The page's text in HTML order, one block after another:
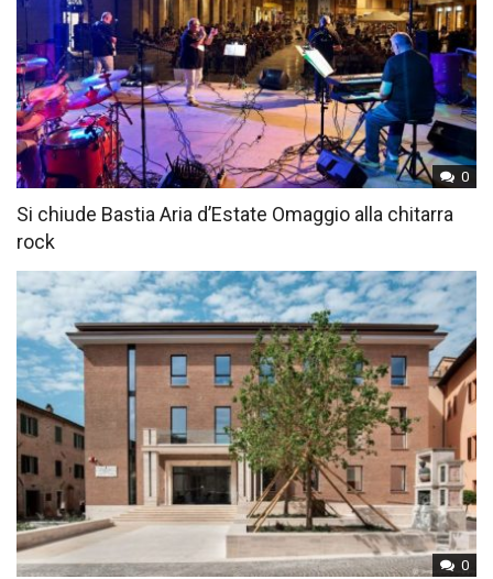
0
Si chiude Bastia Aria d’Estate Omaggio alla chitarra
rock
0